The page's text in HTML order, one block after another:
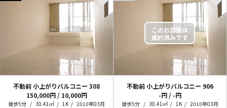
不動前 小上がりバルコニー 308
150,000円 / 10,000円
徒歩5分 30.41㎡ 1K 2010年03月
不動前 小上がりバルコニー 906
-円 / -円
徒歩5分 30.41㎡ 1K
2010年03月